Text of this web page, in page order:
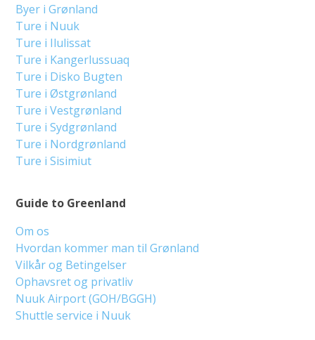
Guide to Greenland
Om os
Hvordan kommer man til Grønland
Vilkår og Betingelser
Ophavsret og privatliv
Nuuk Airport (GOH/BGGH)
Shuttle service i Nuuk
Byer i Grønland
Ture i Nuuk
Ture i Ilulissat
Ture i Kangerlussuaq
Ture i Disko Bugten
Ture i Østgrønland
Ture i Vestgrønland
Ture i Sydgrønland
Ture i Nordgrønland
Ture i Sisimiut